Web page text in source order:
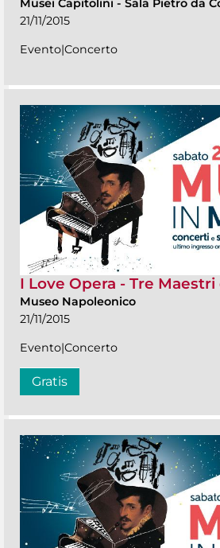
Musei Capitolini - Sala Pietro da
21/11/2015
Evento|Concerto
I Love Opera - Tre
Museo Napoleonico
21/11/2015
Evento|Concerto
Gratis